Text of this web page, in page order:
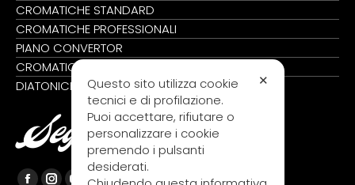
CROMATICHE STANDARD
CROMATICHE PROFESSIONALI
PIANO CONVERTOR
CROMATICHE CONVERTOR
DIATONICHE
Seguici su
✕
Questo sito utilizza cookie
tecnici e di profilazione.
Puoi accettare, rifiutare o
personalizzare i cookie
premendo i pulsanti
desiderati.